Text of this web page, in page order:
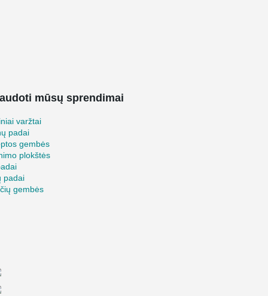
mūsų sprendimai
varžtai
padai
gembės
plokštės
padai
gembės